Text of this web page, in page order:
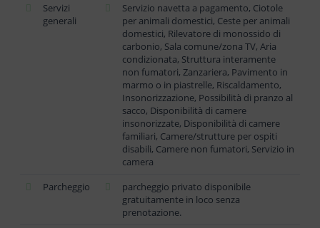
Servizi
generali
Servizio navetta a pagamento, Ciotole
per animali domestici, Ceste per animali
domestici, Rilevatore di monossido di
carbonio, Sala comune/zona TV, Aria
condizionata, Struttura interamente
non fumatori, Zanzariera, Pavimento in
marmo o in piastrelle, Riscaldamento,
Insonorizzazione, Possibilità di pranzo al
sacco, Disponibilità di camere
insonorizzate, Disponibilità di camere
familiari, Camere/strutture per ospiti
disabili, Camere non fumatori, Servizio in
camera
Parcheggio
parcheggio privato disponibile
gratuitamente in loco senza
prenotazione.